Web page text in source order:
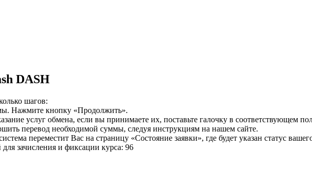
DASH
шагов:
Нажмите кнопку «Продолжить».
услуг обмена, если вы принимаете их, поставьте галочку в соответствующем
перевод необходимой суммы, следуя инструкциям на нашем сайте.
переместит Вас на страницу «Состояние заявки», где будет указан статус
зачисления и фиксации курса: 96